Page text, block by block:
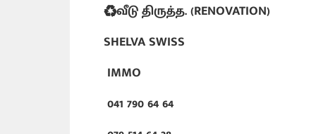
♻️வீடு திருத்த. (RENOVATION)
SHELVA SWISS
IMMO
041 790 64 64